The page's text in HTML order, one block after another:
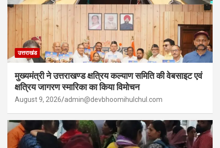
उत्तराखंड
मुख्यमंत्री ने उत्तराखण्ड क्षत्रिय कल्याण समिति की वेबसाइट एवं
क्षत्रिय जागरण स्मारिका का किया विमोचन
August 9, 2026 admin@devbhoomihulchul.com